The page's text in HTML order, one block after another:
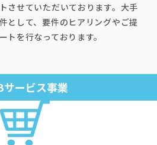
させていただいております。⼤⼿
として、要件のヒアリングやご提
トを⾏なっております。
サービス事業